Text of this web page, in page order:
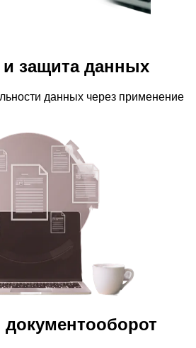
защита данных
данных через применение